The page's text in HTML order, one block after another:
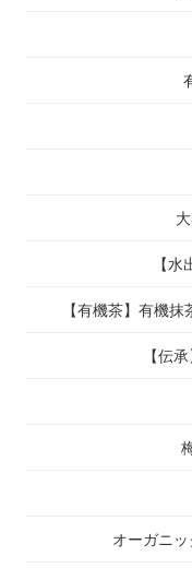
【
【有機茶】有機
【伝
オーガニ